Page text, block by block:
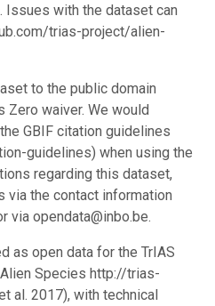
with the dataset can
trias-project/alien-
to the public domain
Zero waiver. We would
GBIF citation guidelines
guidelines) when using the
regarding this dataset,
via the contact information
via opendata@inbo.be.
as open data for the TrIAS
Species http://trias-
al. 2017), with technical